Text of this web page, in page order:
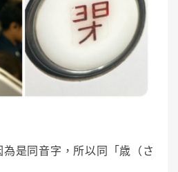
是同音字，所以同「歳（さ